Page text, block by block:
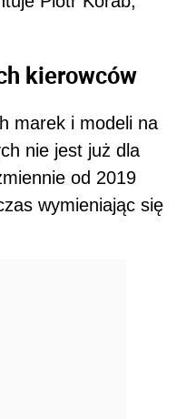
kierowców
marek i modeli na
nie jest już dla
od 2019
wymieniając się